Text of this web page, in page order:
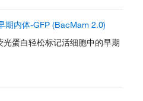
内体-GFP (BacMam 2.0)
光蛋白轻松标记活细胞中的早期